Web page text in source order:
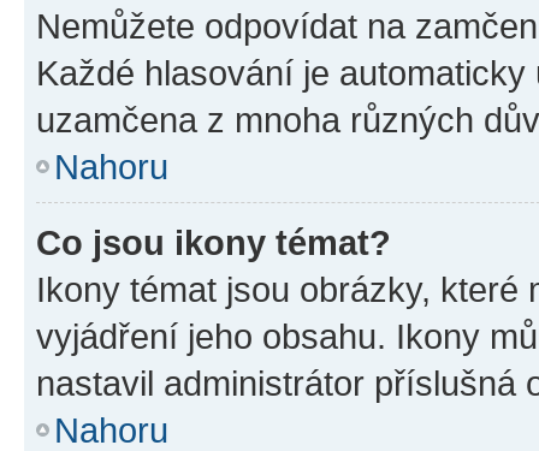
Nemůžete odpovídat na
Každé hlasování je
uzamčena z mnoha různých
Nahoru
Co jsou ikony témat?
Ikony témat jsou obrázky,
vyjádření jeho obsahu. Ikony
nastavil administrátor příslušná
Nahoru